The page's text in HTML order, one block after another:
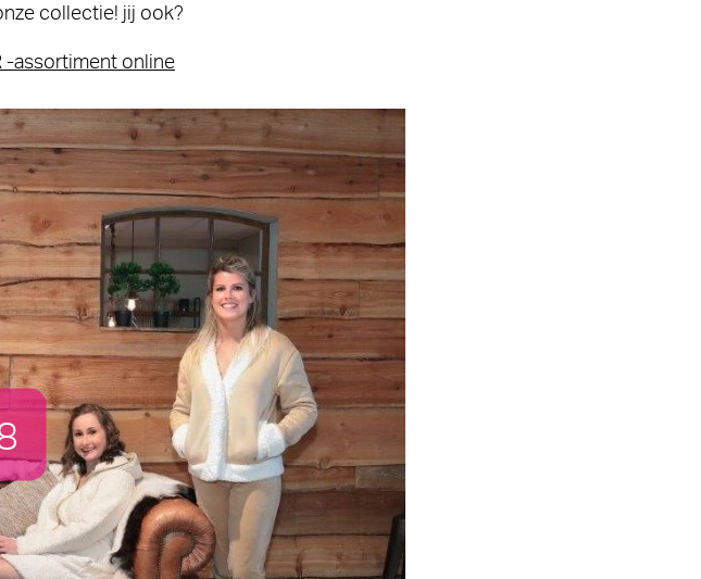
collectie! jij ook?
-assortiment online